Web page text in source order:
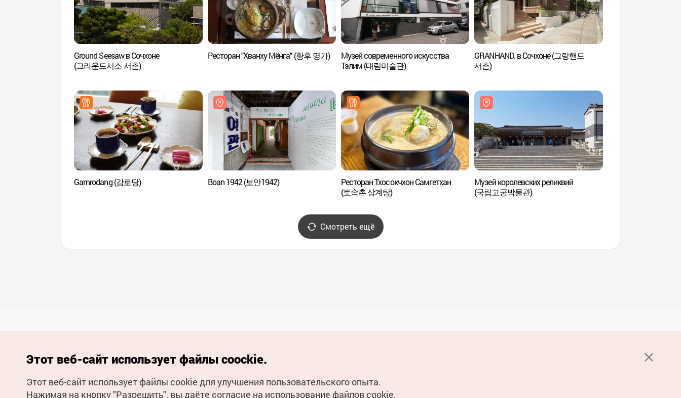
Ground Seesaw в Сочхоне
(그라운드시소 서촌)
Ресторан "Хванху Мёнга" (황후 명가)
Музей современного искусства
Тэлим (대림미술관)
GRANHAND. в Сочхоне (그랑핸드
서촌)
Gamrodang (감로당) Boan 1942 (보안1942)
Ресторан Тхосокчхон Самгетхан
(토속촌 삼계탕)
Музей королевских реликвий
(국립고궁박물관)
Смотреть ещё
Горячая линия для туристов 1330
(с) Национальная организация туризма Кореи Все права
защищены
Этот веб-сайт использует файлы coockie.
Этот веб-сайт использует файлы cookie для улучшения пользовательского опыта.
Нажимая на кнопку "Разрешить", вы даёте согласие на использование файлов cookie.